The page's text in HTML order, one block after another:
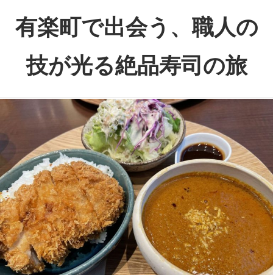
へ
キ
ッ
プ
有楽町で出会う、職人の
技が光る絶品寿司の旅
堪
能
す
る、
極
上
の